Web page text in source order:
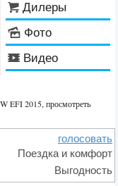
 Дилеры
🌄 Фото
🎬 Видео
EFI 2015, просмотреть
голосовать
Поездка и комфорт
Выгодность